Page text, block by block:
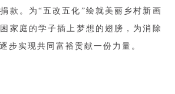
款。为“五改五化”绘就美丽乡村新画
家庭的学子插上梦想的翅膀，为消除
步实现共同富裕贡献一份力量。